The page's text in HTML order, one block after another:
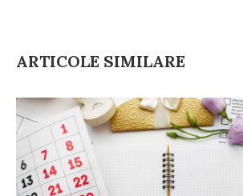
ARTICOLE SIMILARE